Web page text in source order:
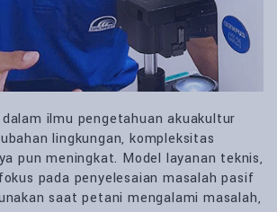
ilmu pengetahuan akuakultur
lingkungan, kompleksitas
pun meningkat. Model layanan teknis,
pada penyelesaian masalah pasif
saat petani mengalami masalah,